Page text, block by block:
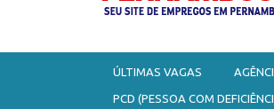
ÚLTIMAS VAGAS
PCD (PESSOA COM